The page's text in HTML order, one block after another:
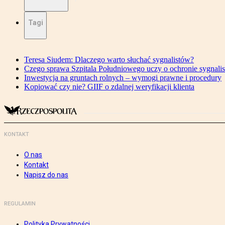
Tagi
Teresa Siudem: Dlaczego warto słuchać sygnalistów?
Czego sprawa Szpitala Południowego uczy o ochronie
Inwestycja na gruntach rolnych – wymogi prawne i procedury
Kopiować czy nie? GIIF o zdalnej weryfikacji klienta
KONTAKT
O nas
Kontakt
Napisz do nas
REGULAMIN